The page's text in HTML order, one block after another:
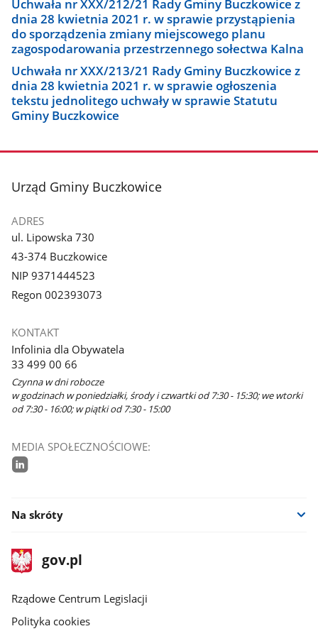
Uchwała nr XXX/212/21 Rady Gminy Buczkowice z
dnia 28 kwietnia 2021 r. w sprawie przystąpienia
do sporządzenia zmiany miejscowego planu
zagospodarowania przestrzennego sołectwa Kalna
Uchwała nr XXX/213/21 Rady Gminy Buczkowice z
dnia 28 kwietnia 2021 r. w sprawie ogłoszenia
tekstu jednolitego uchwały w sprawie Statutu
Gminy Buczkowice
stopka
Urząd Gminy Buczkowice
ADRES
ul. Lipowska 730
43-374 Buczkowice
NIP 9371444523
Regon 002393073
KONTAKT
Infolinia dla Obywatela
33 499 00 66
Czynna w dni robocze
w godzinach w poniedziałki, środy i czwartki od 7:30 - 15:30; we wtorki
od 7:30 - 16:00; w piątki od 7:30 - 15:00
MEDIA SPOŁECZNOŚCIOWE:
Na skróty
stopka
gov.plStrona
gov.pl
Rządowe Centrum Legislacji
Polityka cookies